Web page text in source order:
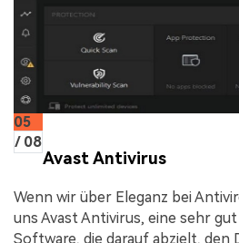
05
/ 08
Avast Antivirus
Wenn wir über Eleganz bei
uns Avast Antivirus, eine sehr
Software, die darauf abzielt, den